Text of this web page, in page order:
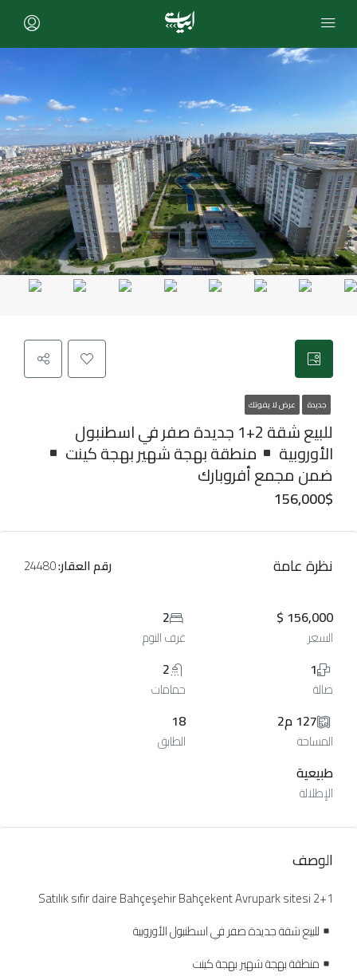
جديدة عرض لا يفوتك
للبيع شقة 2+1 جديدة صفر في اسطنبول
الأوروبية منطقة بهجة شهير بهجة كينت
ضمن مجمع أفروبارك
156,000$
نظرة عامة رقم العقار:
156,000 $
السعر
2
غرف النوم
1
صالة
2
حمامات
127 م2
المساحة
18
الطابق
طبيعية
الإطلالة
الوصف
Satılık sıfır daire Bahçeşehir Bahçekent Avrupark sitesi 2+1
للبيع شقة جديدة صفر في اسطنبول الأوروبية
منطقة بهجة شهير بهجة كينت